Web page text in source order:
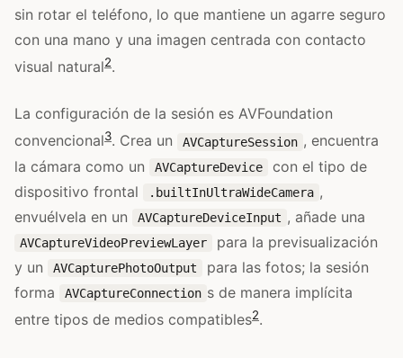
sin rotar el teléfono, lo que mantiene un agarre seguro
con una mano y una imagen centrada con contacto
visual natural2.
La configuración de la sesión es AVFoundation
convencional3. Crea un AVCaptureSession , encuentra
la cámara como un
AVCaptureDevice
con el tipo de
dispositivo frontal
.builtInUltraWideCamera ,
envuélvela en un
AVCaptureDeviceInput , añade una
AVCaptureVideoPreviewLayer
para la previsualización
y un
AVCapturePhotoOutput
para las fotos; la sesión
forma
AVCaptureConnection s de manera implícita
entre tipos de medios compatibles2.